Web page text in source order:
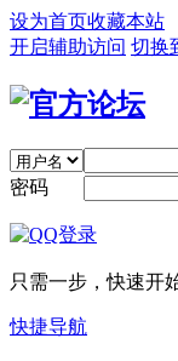
设为首页收藏本站
开启辅助访问 切换
密码
只需一步，快速开
快捷导航